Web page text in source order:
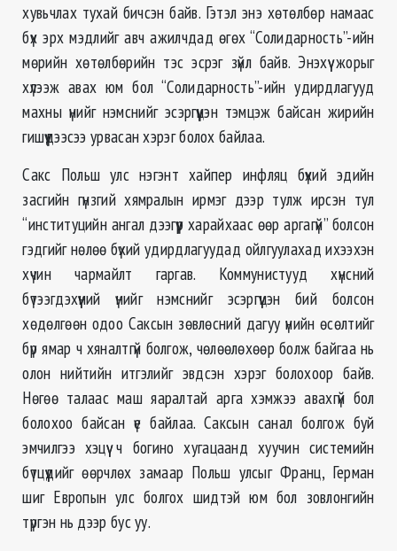
хувьчлах тухай бичсэн байв. Гэтэл энэ хөтөлбөр намаас
бүх эрх мэдлийг авч ажилчдад өгөх “Солидарность”-ийн
мөрийн хөтөлбөрийн тэс эсрэг зүйл байв. Энэхүү жорыг
хүлээж авах юм бол “Солидарность”-ийн удирдлагууд
махны үнийг нэмснийг эсэргүүцэн тэмцэж байсан жирийн
гишүүдээсээ урвасан хэрэг болох байлаа.
Сакс Польш улс нэгэнт хайпер инфляц бүхий эдийн
засгийн гүнзгий хямралын ирмэг дээр тулж ирсэн тул
“институцийн ангал дээгүүр харайхаас өөр аргагүй” болсон
гэдгийг нөлөө бүхий удирдлагуудад ойлгуулахад ихээхэн
хүчин чармайлт гаргав. Коммунистууд хүнсний
бүтээгдэхүүний үнийг нэмснийг эсэргүүцэн бий болсон
хөдөлгөөн одоо Саксын зөвлөсний дагуу үнийн өсөлтийг
бүр ямар ч хяналтгүй болгож, чөлөөлөхөөр болж байгаа нь
олон нийтийн итгэлийг эвдсэн хэрэг болохоор байв.
Нөгөө талаас маш яаралтай арга хэмжээ авахгүй бол
болохоо байсан үе байлаа. Саксын санал болгож буй
эмчилгээ хэцүү ч богино хугацаанд хуучин системийн
бүтцүүдийг өөрчлөх замаар Польш улсыг Франц, Герман
шиг Европын улс болгох шидтэй юм бол зовлонгийн
түргэн нь дээр бус уу.